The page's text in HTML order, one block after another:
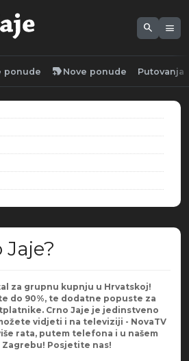
search menu
ponude new_label Nove ponude Putovanja
Jaje?
za grupnu kupnju u Hrvatskoj!
do 90%, te dodatne popuste za
Crno Jaje je jedinstveno
vidjeti i na televiziji - NovaTV
rata, putem telefona i u našem
Zagrebu! Posjetite nas!